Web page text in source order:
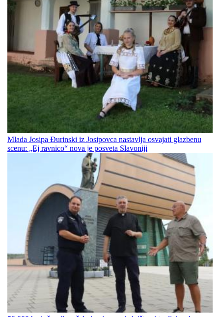
Mlada Josipa Đurinski iz Josipovca nastavlja osvajati glazbenu
scenu: „Ej ravnico“ nova je posveta Slavoniji